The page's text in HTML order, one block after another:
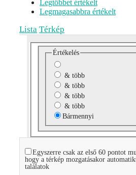
Legtöbbet értékelt
Legmagasabbra értékelt
Lista Térkép
Értékelés
& több
& több
& több
& több
Bármennyi
Egyszerre csak az első 60 pontot
hogy a térkép mozgatásakor
találatok